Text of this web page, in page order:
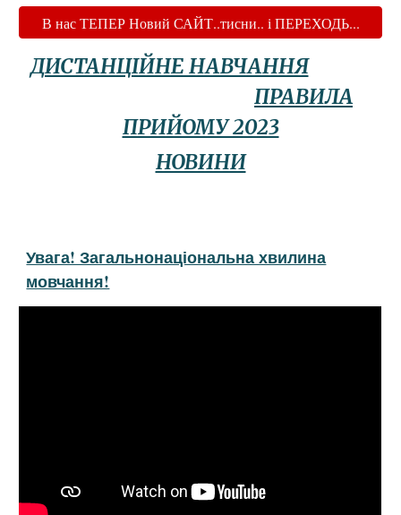
В нас ТЕПЕР Новий САЙТ..тисни.. і ПЕРЕХОДЬ...
ДИСТАНЦІЙНЕ НАВЧАННЯ
ПРАВИЛА
ПРИЙОМУ 2023
НОВИНИ
Увага! Загальнонаціональна хвилина
мовчання!